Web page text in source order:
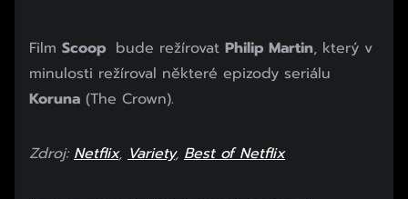
Film Scoop bude režírovat Philip Martin, který v
minulosti režíroval některé epizody seriálu
Koruna (The Crown).
Zdroj: Netflix, Variety, Best of Netflix